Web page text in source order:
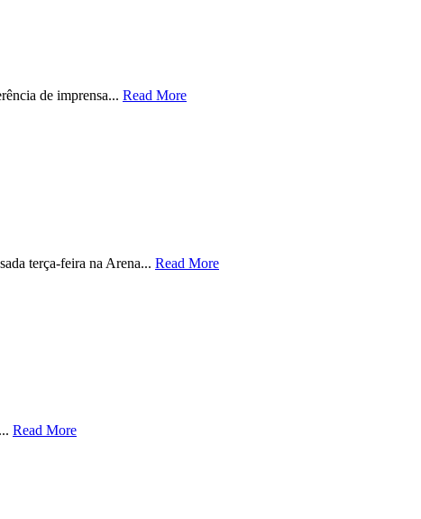
de imprensa... Read More
terça-feira na Arena... Read More
Read More